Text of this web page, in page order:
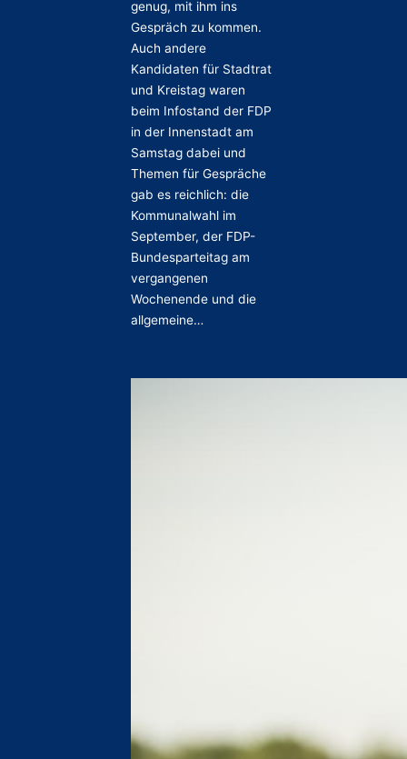
genug, mit ihm ins
Gespräch zu kommen.
Auch andere
Kandidaten für Stadtrat
und Kreistag waren
beim Infostand der FDP
in der Innenstadt am
Samstag dabei und
Themen für Gespräche
gab es reichlich: die
Kommunalwahl im
September, der FDP-
Bundesparteitag am
vergangenen
Wochenende und die
allgemeine…